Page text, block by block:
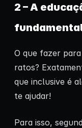
2 – A
O que fazer
ratos?
que inclusive é
te ajudar!
Para isso,